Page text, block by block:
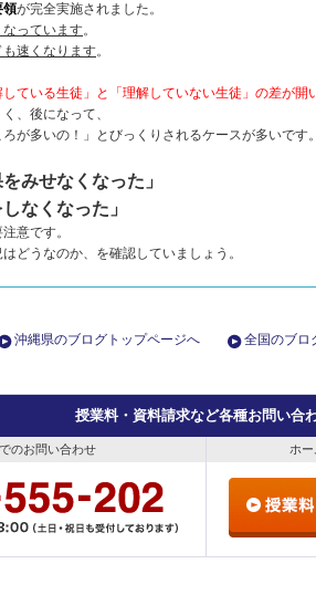
領が完全実施されました。
っています。
速くなります。
している生徒」と「理解していない生徒」の差が開
、後になって、
ろが多いの！」とびっくりされるケースが多いです
みせなくなった」
なくなった」
意です。
どうなのか、を確認していましょう。
沖縄県のブログトップページへ 全国のブロ
授業料・資料請求など各種お問い合
のお問い合わせ ホ